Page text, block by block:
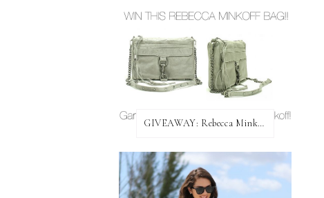
GIVEAWAY: Rebecca Minkoff Bag!